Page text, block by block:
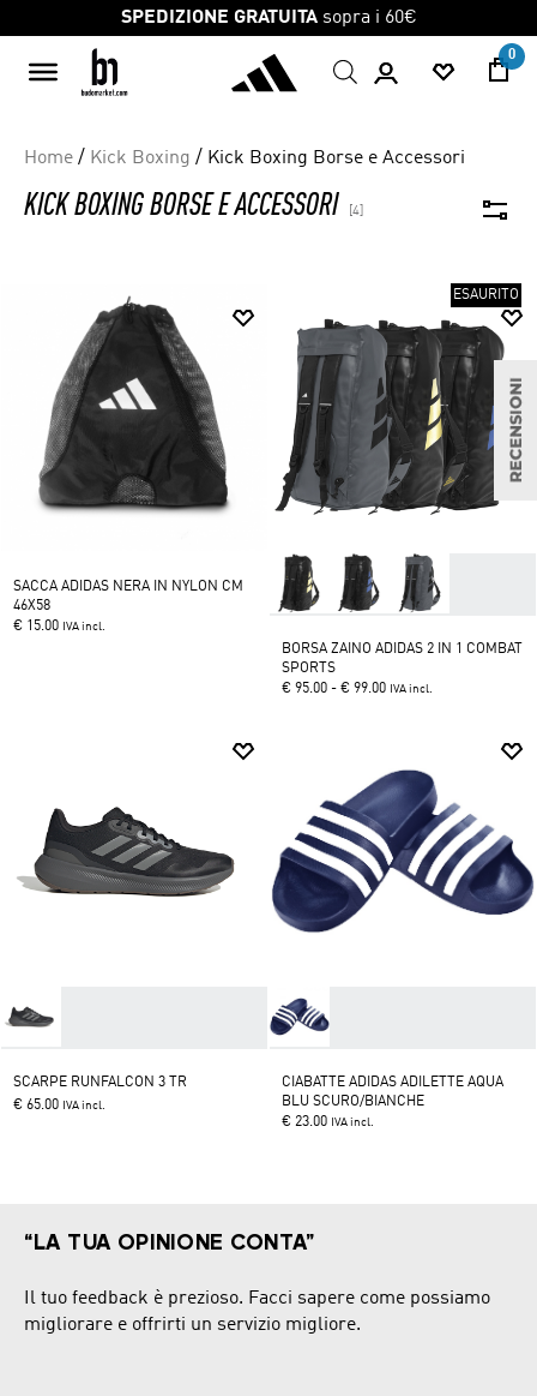
to
content
0
Home / Kick Boxing / Kick Boxing Borse e Accessori
KICK BOXING BORSE E ACCESSORI [4]
SACCA ADIDAS NERA IN NYLON CM
46X58
€ 15.00
IVA incl.
ESAURITO
BORSA ZAINO ADIDAS 2 IN 1 COMBAT
SPORTSTHIS
PRODUCT
OPTIONS
MAY
BE
CHOSEN
ON
THE
PRODUCT
PAGE
€ 95.00 - € 99.00 IVA incl.
SCARPE RUNFALCON 3 TR
BE
CHOSEN
THE
PAGE
€ 65.00 IVA incl.
CIABATTE ADIDAS ADILETTE AQUA
BLU SCURO/BIANCHETHIS
ON
€ 23.00 IVA incl.
“LA TUA OPINIONE CONTA”
Il tuo feedback è prezioso. Facci sapere come possiamo
migliorare e offrirti un servizio migliore.
SPEDIZIONE GRATUITAsopra i 60€